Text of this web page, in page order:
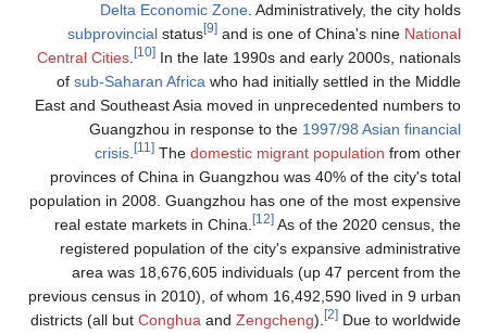
Delta Economic Zone. Administratively, the city
subprovincialstatus and is one of China's nine
Central Cities.
In the late 1990s and early 2000s,
ofsub-Saharan Africawho had initially settled in the
East and Southeast Asia moved in unprecedented
Guangzhou in response to the 1997/98 Asian
crisis
Thedomestic migrant populationfrom
provinces of China in Guangzhou was 40% of the
population in 2008. Guangzhou has one of the most
real estate markets in China.
As of the 2020
registered population of the city's expansive
area was 18,676,605 individuals (up 47 percent
previous census in 2010), of whom 16,492,590 lived in 9
districts (all butConghuaandZengcheng ).
Due to